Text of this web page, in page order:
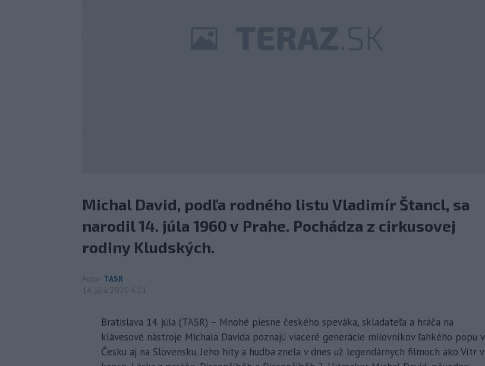
Michal David, podľa rodného listu Vladimír Štancl, sa
narodil 14. júla 1960 v Prahe. Pochádza z cirkusovej
rodiny Kludských.
Autor TASR
14. júla 2020 6:11
Bratislava 14. júla (TASR) – Mnohé piesne českého speváka, skladateľa a hráča na
klávesové nástroje Michala Davida poznajú viaceré generácie milovníkov ľahkého popu v
Česku aj na Slovensku. Jeho hity a hudba znela v dnes už legendárnych filmoch ako Vítr v